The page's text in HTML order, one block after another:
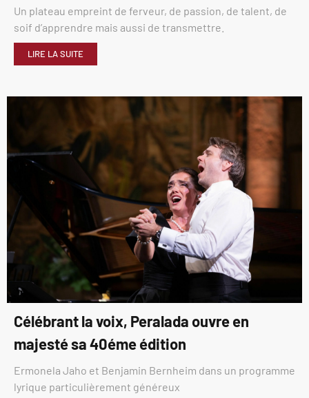
Un plateau empreint de ferveur, de passion, de talent, de
soif d’apprendre mais aussi de transmettre.
LIRE LA SUITE
Célébrant la voix, Peralada ouvre en
majesté sa 40éme édition
Ermonela Jaho et Benjamin Bernheim dans un programme
lyrique particulièrement généreux